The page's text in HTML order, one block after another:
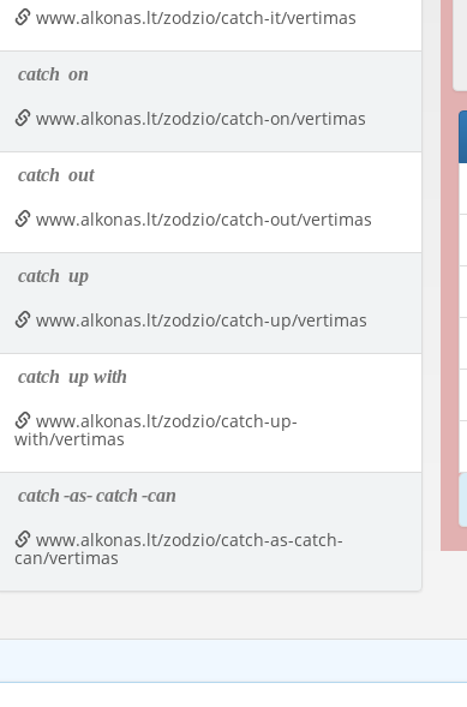
www.alkonas.lt/zodzio/catch-it/vertimas
catch on
www.alkonas.lt/zodzio/catch-on/vertimas
catch out
www.alkonas.lt/zodzio/catch-out/vertimas
catch up
www.alkonas.lt/zodzio/catch-up/vertimas
catch up with
www.alkonas.lt/zodzio/catch-up-
with/vertimas
catch -as-catch -can
www.alkonas.lt/zodzio/catch-as-catch-
can/vertimas